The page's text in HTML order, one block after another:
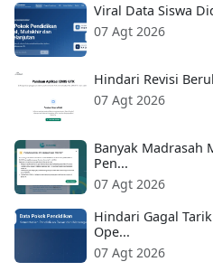
Viral Data Siswa
07 Agt 2026
Hindari Revisi
07 Agt 2026
Banyak Madrasah
Pen...
07 Agt 2026
Hindari Gagal
Ope...
07 Agt 2026